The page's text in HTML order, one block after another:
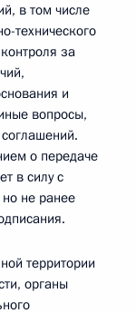
в том числе
технического
за
и
вопросы,
о передаче
в силу с
не ранее
территории
органы